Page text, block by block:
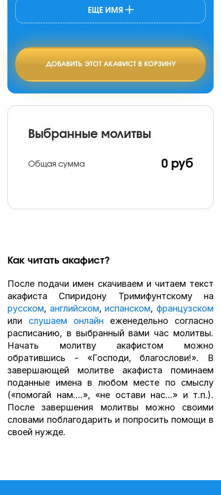
ЕЩЕ ИМЯ
ДОБАВИТЬ ЭТОТ АКАФИСТ В КОРЗИНУ
Выбранные молитвы
Общая сумма 0 руб
Как читать акафист?
После подачи имен скачиваем и читаем текст
акафиста Спиридону Тримифунтскому на
русском, английском, испанском, французском
или слушаем онлайн еженедельно согласно
расписанию, в выбранный вами час молитвы.
Начать молитву акафистом можно
обратившись - «Господи, благослови!». В
завершающей молитве акафиста поминаем
поданные имена в любом месте по смыслу
(«помогай нам….», «не остави нас…» и т.п.).
После завершения молитвы можно своими
словами поблагодарить и попросить помощи в
своей нужде.